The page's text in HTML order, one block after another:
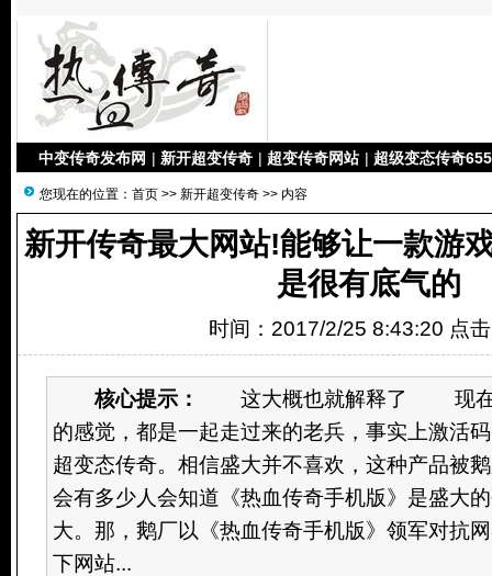
中变传奇发布网 | 新开超变传奇 | 超变传奇网站 | 超级变态传奇
您现在的位置： 首页 >> 新开超变传奇 >> 内容
新开传奇最大网站!能够让一款游
是很有底气的
时间：2017/2/25 8:43:20 点
核心提示：
这大概也就解释了 现在
的感觉，都是一起走过来的老兵，事实上激活
超变态传奇。相信盛大并不喜欢，这种产品被
会有多少人会知道《热血传奇手机版》是盛大
大。那，鹅厂以《热血传奇手机版》领军对抗
下网站...